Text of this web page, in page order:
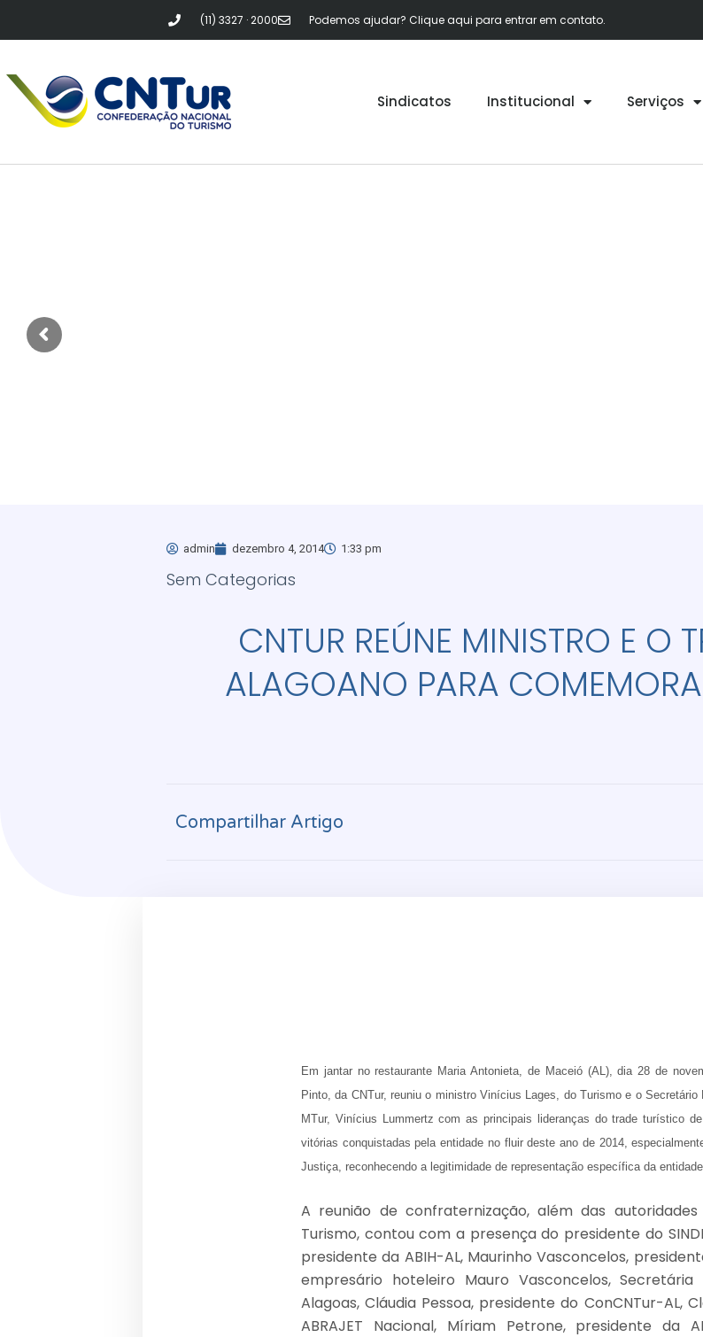
(11) 3327 · 2000 Podemos ajudar? Clique aqui para entrar em contato.
Sindicatos Institucional Serviços
admin dezembro 4, 2014 1:33 pm
Sem Categorias
CNTUR REÚNE MINISTRO E O
ALAGOANO PARA
Compartilhar Artigo
Em jantar no restaurante Maria Antonieta, de Maceió (AL), dia 28 de
Pinto, da CNTur, reuniu o ministro Vinícius Lages, do Turismo e o
MTur, Vinícius Lummertz com as principais lideranças do trade turístico
vitórias conquistadas pela entidade no fluir deste ano de 2014,
Justiça, reconhecendo a legitimidade de representação específica da
A reunião de confraternização, além das
Turismo, contou com a presença do presidente do
presidente da ABIH-AL, Maurinho Vasconcelos,
empresário hoteleiro Mauro Vasconcelos,
Alagoas, Cláudia Pessoa, presidente do ConCNTur-AL,
ABRAJET Nacional, Míriam Petrone, presidente da